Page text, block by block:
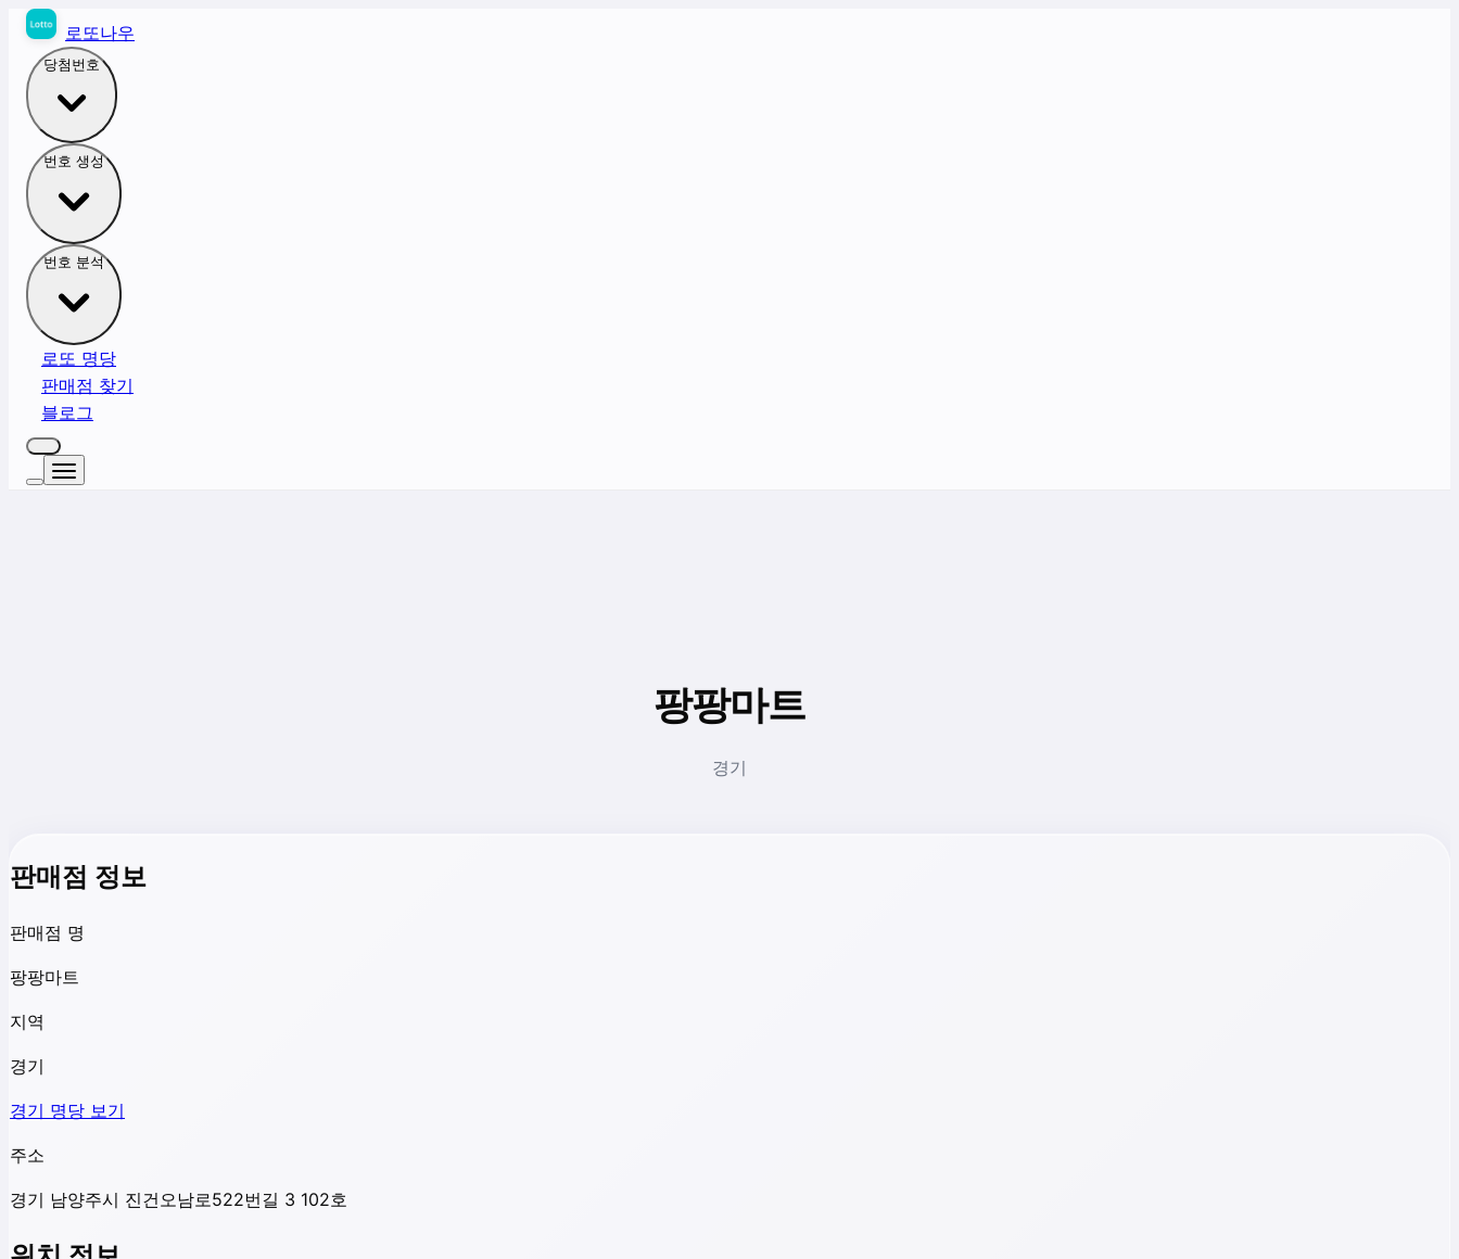
로또나우
당첨번호
번호 생성
번호 분석
로또 명당
판매점 찾기
블로그
팡팡마트
경기
판매점 정보
판매점 명
팡팡마트
지역
경기
경기 명당 보기
주소
경기 남양주시 진건오남로522번길 3 102호